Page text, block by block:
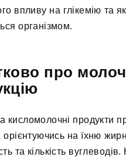
впливу на глікемію та
організмом.
про
кисломолочні продукти
на їхню
та кількість